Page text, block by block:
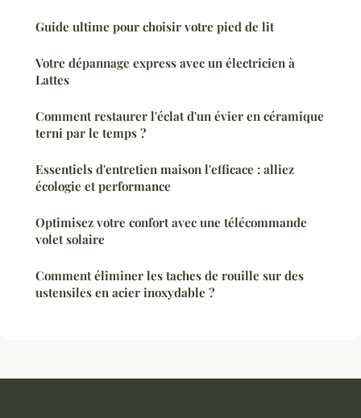
Guide ultime pour choisir votre pied de lit
Votre dépannage express avec un électricien à
Lattes
Comment restaurer l'éclat d'un évier en céramique
terni par le temps ?
Essentiels d'entretien maison l'efficace : alliez
écologie et performance
Optimisez votre confort avec une télécommande
volet solaire
Comment éliminer les taches de rouille sur des
ustensiles en acier inoxydable ?